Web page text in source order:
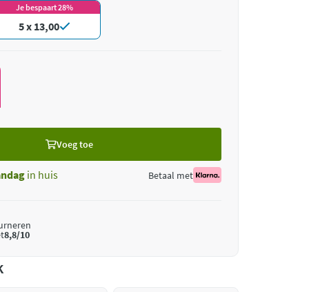
Je bespaart 28%
5 x 13,00
Voeg toe
in huis Betaal met
8,8/10